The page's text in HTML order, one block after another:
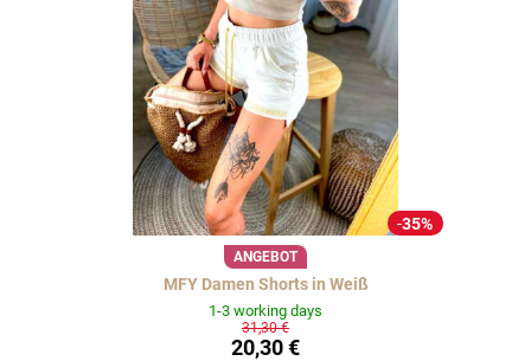
35%
ANGEBOT
MFY Damen Shorts in Weiß
1-3 working days
20,30 €
31,30 €